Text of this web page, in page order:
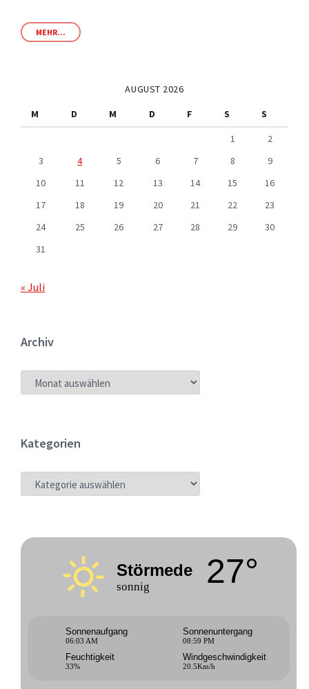
MEHR...
AUGUST 2026
M
D M D F S
S
1
2
3
4 5 6 7 8
9
10
11 12 13 14 15
16
17
18 19 20 21 22
23
24
25 26 27 28 29
30
31
« Juli
Archiv
ARCHIV
Kategorien
KATEGORIEN
Störmede
sonnig 27°
Sonnenaufgang
06:03 AM
Sonnenuntergang
08:59 PM
Feuchtigkeit
33%
Windgeschwindigkeit
20.5Km/h